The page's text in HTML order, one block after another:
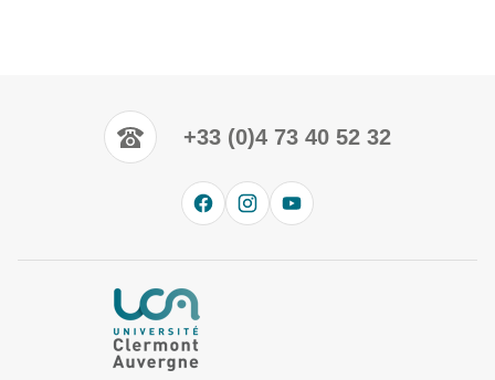
+33 (0)4 73 40 52 32